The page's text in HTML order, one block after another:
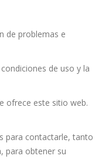
de problemas e
de uso y la
ofrece este sitio web.
para contactarle, tanto
para obtener su